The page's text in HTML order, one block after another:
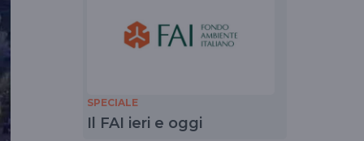
SPECIALE
Il FAI ieri e oggi